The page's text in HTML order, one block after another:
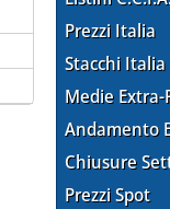
Prezzi Italia
Stacchi Italia
Medie Extra-
Andamento
Chiusure
Prezzi Spot